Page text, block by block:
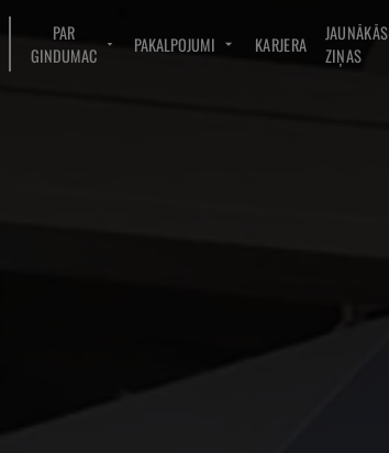
PAR
GINDUMAC
PAKALPOJUMI KARJERA
JAUNĀKĀS
ZIŅAS